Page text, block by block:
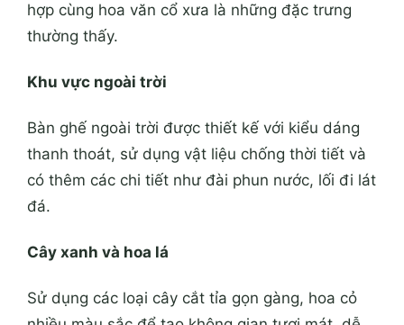
hợp cùng hoa văn cổ xưa là những đặc trưng
thường thấy.
Khu vực ngoài trời
Bàn ghế ngoài trời được thiết kế với kiểu dáng
thanh thoát, sử dụng vật liệu chống thời tiết và
có thêm các chi tiết như đài phun nước, lối đi lát
đá.
Cây xanh và hoa lá
Sử dụng các loại cây cắt tỉa gọn gàng, hoa cỏ